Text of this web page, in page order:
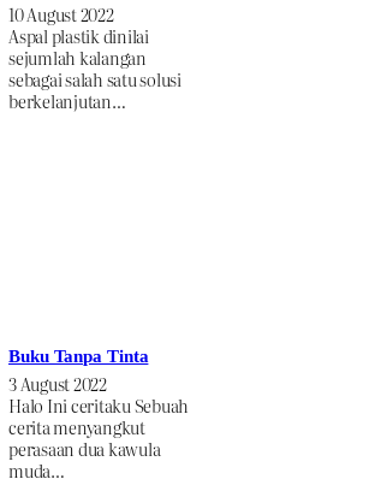
10 August 2022
Aspal plastik dinilai
sejumlah kalangan
sebagai salah satu solusi
berkelanjutan…
Buku Tanpa Tinta
3 August 2022
Halo Ini ceritaku Sebuah
cerita menyangkut
perasaan dua kawula
muda…